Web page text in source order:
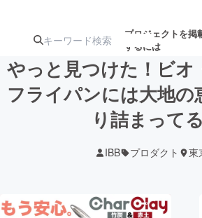
プロジェクトを掲
するには
注目のリ 注目の新着プロ募集終
やっと見つけた！ビオ
フライパンには大地の
り詰まって
IBB プロダクト 東